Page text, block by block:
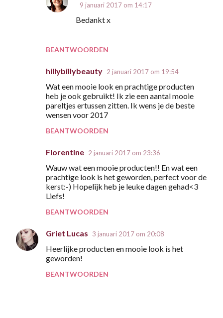
BEANTWOORDEN
9 januari 2017 om 14:17
Bedankt x
hillybillybeauty 2 januari 2017 om 19:54
Wat een mooie look en prachtige producten
heb je ook gebruikt! Ik zie een aantal mooie
pareltjes ertussen zitten. Ik wens je de beste
wensen voor 2017
BEANTWOORDEN
Florentine 2 januari 2017 om 23:36
Wauw wat een mooie producten!! En wat een
prachtige look is het geworden, perfect voor de
kerst:-) Hopelijk heb je leuke dagen gehad<3
Liefs!
BEANTWOORDEN
Griet Lucas 3 januari 2017 om 20:08
Heerlijke producten en mooie look is het
geworden!
BEANTWOORDEN